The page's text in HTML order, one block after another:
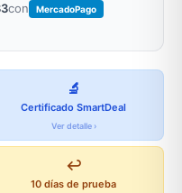
con MercadoPago
🔬
Certificado SmartDeal
Ver detalle ›
↩️
10 días de prueba